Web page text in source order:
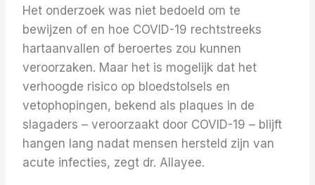
Het onderzoek was niet bedoeld om te
bewijzen of en hoe COVID-19 rechtstreeks
hartaanvallen of beroertes zou kunnen
veroorzaken. Maar het is mogelijk dat het
verhoogde risico op bloedstolsels en
vetophopingen, bekend als plaques in de
slagaders – veroorzaakt door COVID-19 – blijft
hangen lang nadat mensen hersteld zijn van
acute infecties, zegt dr. Allayee.